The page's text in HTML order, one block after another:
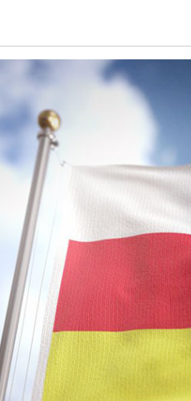
«Спешите